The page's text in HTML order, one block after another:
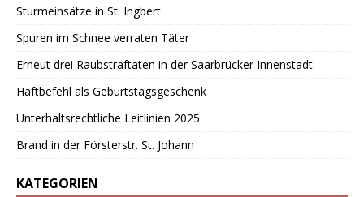
Sturmeinsätze in St. Ingbert
Spuren im Schnee verraten Täter
Erneut drei Raubstraftaten in der Saarbrücker Innenstadt
Haftbefehl als Geburtstagsgeschenk
Unterhaltsrechtliche Leitlinien 2025
Brand in der Försterstr. St. Johann
KATEGORIEN